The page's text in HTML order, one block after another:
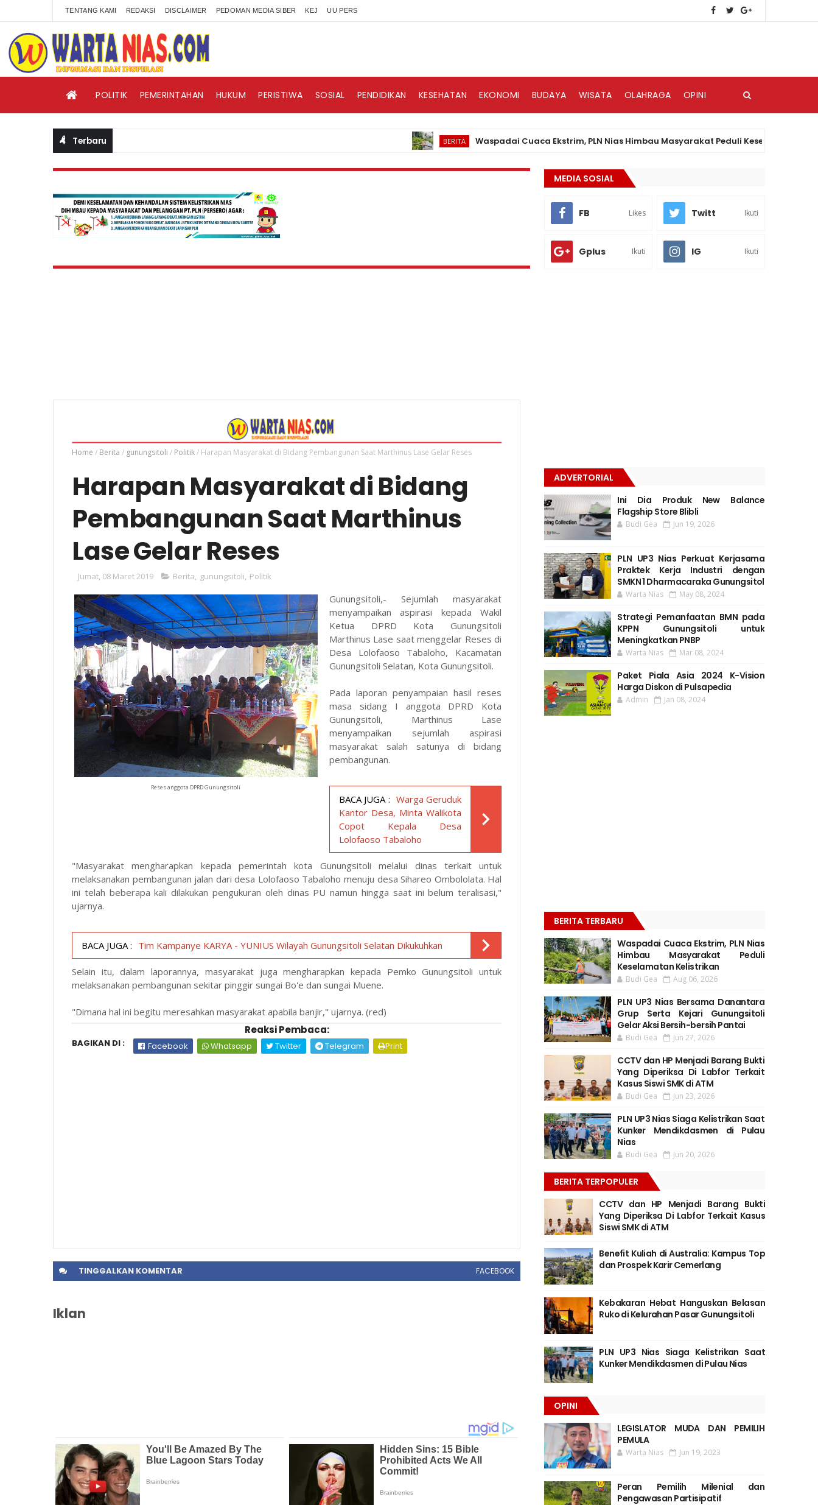
TENTANG KAMI REDAKSI DISCLAIMER PEDOMAN MEDIA SIBER KEJ UU PERS
POLITIK PEMERINTAHAN HUKUM PERISTIWA SOSIAL PENDIDIKAN KESEHATAN EKONOMI BUDAYA WISATA OLAHRAGA OPINI
Terbaru BERITA Waspadai Cuaca Ekstrim, PLN Nias Himbau Masyarakat Peduli Keselamatan
Home / Berita / gunungsitoli / Politik/ Harapan Masyarakat di Bidang Pembangunan Saat Marthinus Lase Gelar Reses
Harapan Masyarakat di Bidang
Pembangunan Saat Marthinus
Lase Gelar Reses
Jumat, 08 Maret 2019 Berita gunungsitoli Politik
Reses anggota DPRD Gunungsitoli
Gunungsitoli,- Sejumlah masyarakat
menyampaikan aspirasi kepada Wakil
Ketua DPRD Kota Gunungsitoli
Marthinus Lase saat menggelar Reses di
Desa Lolofaoso Tabaloho, Kacamatan
Gunungsitoli Selatan, Kota Gunungsitoli.
Pada laporan penyampaian hasil reses
masa sidang I anggota DPRD Kota
Gunungsitoli, Marthinus Lase
menyampaikan sejumlah aspirasi
masyarakat salah satunya di bidang
pembangunan.
BACA JUGA : Warga Geruduk
Kantor Desa, Minta Walikota
Copot Kepala Desa
Lolofaoso Tabaloho
"Masyarakat mengharapkan kepada pemerintah kota Gunungsitoli melalui dinas terkait untuk
melaksanakan pembangunan jalan dari desa Lolofaoso Tabaloho menuju desa Sihareo Ombololata. Hal
ini telah beberapa kali dilakukan pengukuran oleh dinas PU namun hingga saat ini belum teralisasi,"
ujarnya.
BACA JUGA : Tim Kampanye KARYA - YUNIUS Wilayah Gunungsitoli Selatan Dikukuhkan
Selain itu, dalam laporannya, masyarakat juga mengharapkan kepada Pemko Gunungsitoli untuk
melaksanakan pembangunan sekitar pinggir sungai Bo'e dan sungai Muene.
"Dimana hal ini begitu meresahkan masyarakat apabila banjir," ujarnya. (red)
Reaksi Pembaca:
BAGIKAN DI : Facebook Whatsapp Twitter Telegram Print
TINGGALKAN KOMENTAR FACEBOOK
Iklan
MEDIA SOSIAL
FB Likes Twitt Ikuti
Gplus Ikuti IG Ikuti
ADVERTORIAL
Ini Dia Produk New Balance
Flagship Store Blibli
Budi Gea Jun 19, 2026
PLN UP3 Nias Perkuat Kerjasama
Praktek Kerja Industri dengan
SMKN 1 Dharmacaraka Gunungsitol
Warta Nias May 08, 2024
Strategi Pemanfaatan BMN pada
KPPN Gunungsitoli untuk
Meningkatkan PNBP
Warta Nias Mar 08, 2024
Paket Piala Asia 2024 K-Vision
Harga Diskon di Pulsapedia
Admin Jan 08, 2024
BERITA TERBARU
Waspadai Cuaca Ekstrim, PLN Nias
Himbau Masyarakat Peduli
Keselamatan Kelistrikan
Budi Gea Aug 06, 2026
PLN UP3 Nias Bersama Danantara
Grup Serta Kejari Gunungsitoli
Gelar Aksi Bersih-bersih Pantai
Budi Gea Jun 27, 2026
CCTV dan HP Menjadi Barang Bukti
Yang Diperiksa Di Labfor Terkait
Kasus Siswi SMK di ATM
Budi Gea Jun 23, 2026
PLN UP3 Nias Siaga Kelistrikan Saat
Kunker Mendikdasmen di Pulau
Nias
Budi Gea Jun 20, 2026
BERITA TERPOPULER
CCTV dan HP Menjadi Barang Bukti
Yang Diperiksa Di Labfor Terkait Kasus
Siswi SMK di ATM
Benefit Kuliah di Australia: Kampus Top
dan Prospek Karir Cemerlang
Kebakaran Hebat Hanguskan Belasan
Ruko di Kelurahan Pasar Gunungsitoli
PLN UP3 Nias Siaga Kelistrikan Saat
Kunker Mendikdasmen di Pulau Nias
OPINI
LEGISLATOR MUDA DAN PEMILIH
PEMULA
Warta Nias Jun 19, 2023
Peran Pemilih Milenial dan
Pengawasan Partisipatif